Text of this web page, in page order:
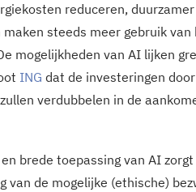
reduceren,
steeds meer gebruik
mogelijkheden van AI lijken
ING dat de investeringen
verdubbelen in de
brede toepassing van AI
van de mogelijke (ethische)